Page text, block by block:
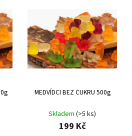
MEDVÍDCI BEZ CUKRU 500g
Skladem (>5 ks)
199 Kč